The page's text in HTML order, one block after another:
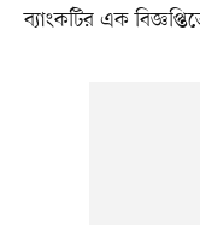
ব্যাংকটির এক